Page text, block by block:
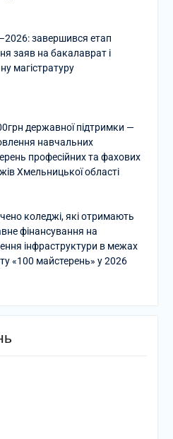
завершився етап
заяв на бакалаврат і
магістратуру
державної підтримки —
навчальних
професійних та фахових
Хмельницької області
коледжі, які отримають
фінансування на
інфраструктури в межах
«100 майстерень» у 2026